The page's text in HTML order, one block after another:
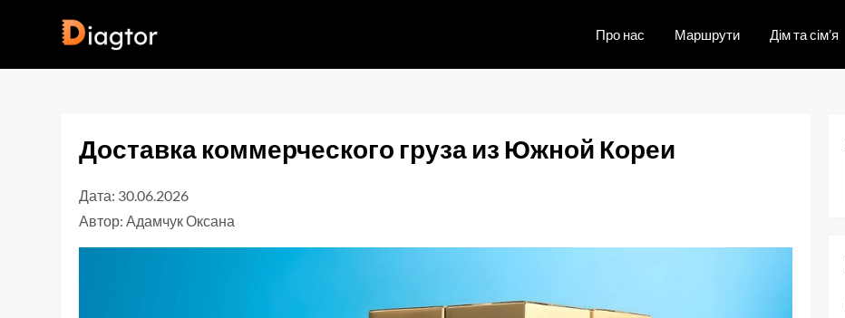
Про нас Маршрути Дім та сім’я
Доставка коммерческого груза из Южной Кореи
Дата: 30.06.2026
Автор:Адамчук Оксана